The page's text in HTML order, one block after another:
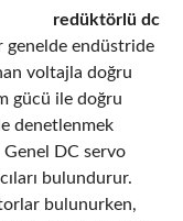
redüktörlü dc
genelde endüstride
voltajla doğru
gücü ile doğru
denetlenmek
Genel DC servo
bulundurur.
bulunurken,